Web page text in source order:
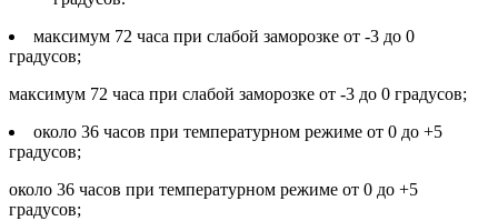
максимум 72 часа при слабой заморозке от -3 до 0
градусов;
максимум 72 часа при слабой заморозке от -3 до 0 градусов;
около 36 часов при температурном режиме от 0 до +5
градусов;
около 36 часов при температурном режиме от 0 до +5
градусов;